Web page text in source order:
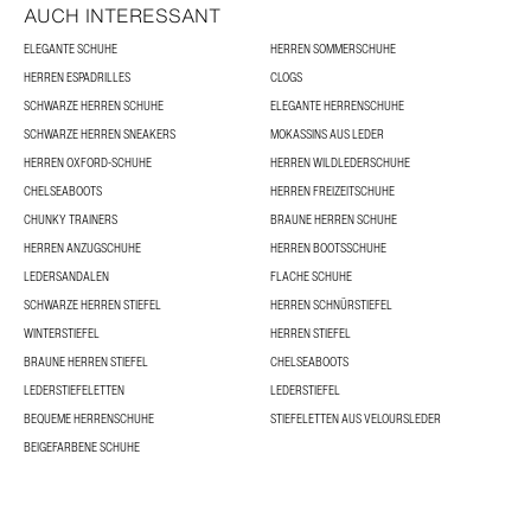
AUCH INTERESSANT
ELEGANTE SCHUHE
HERREN SOMMERSCHUHE
HERREN ESPADRILLES
CLOGS
SCHWARZE HERREN SCHUHE
ELEGANTE HERRENSCHUHE
SCHWARZE HERREN SNEAKERS
MOKASSINS AUS LEDER
HERREN OXFORD-SCHUHE
HERREN WILDLEDERSCHUHE
CHELSEABOOTS
HERREN FREIZEITSCHUHE
CHUNKY TRAINERS
BRAUNE HERREN SCHUHE
HERREN ANZUGSCHUHE
HERREN BOOTSSCHUHE
LEDERSANDALEN
FLACHE SCHUHE
SCHWARZE HERREN STIEFEL
HERREN SCHNÜRSTIEFEL
WINTERSTIEFEL
HERREN STIEFEL
BRAUNE HERREN STIEFEL
CHELSEABOOTS
LEDERSTIEFELETTEN
LEDERSTIEFEL
BEQUEME HERRENSCHUHE
STIEFELETTEN AUS VELOURSLEDER
BEIGEFARBENE SCHUHE